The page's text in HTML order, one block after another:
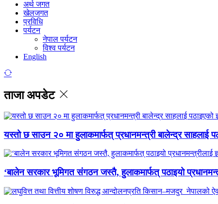
अर्थ जगत
खेलजगत
प्रविधि
पर्यटन
नेपाल पर्यटन
विश्व पर्यटन
English
ताजा अपडेट
यस्तो छ साउन २० मा हुलाकमार्फत् प्रधानमन्त्री बालेन्द्र साहलाई
‘बालेन सरकार भूमिगत संगठन जस्तै, हुलाकमार्फत् पठाइयो